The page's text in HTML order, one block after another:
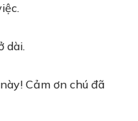
dài.
Cảm ơn chú đã